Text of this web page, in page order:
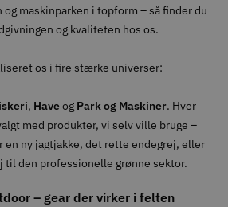
og maskinparken i topform – så finder du
og kvaliteten hos os.
os i fire stærke universer:
, Haveog Park og Maskiner. Hver
med produkter, vi selv ville bruge –
en ny jagtjakke, det rette endegrej, eller
den professionelle grønne sektor.
– gear der virker i felten